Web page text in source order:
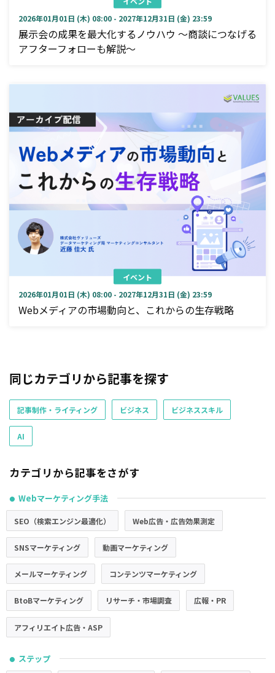
2026年01月01日 (木) 08:00 - 2027年12月31日 (金) 23:59
展示会の成果を最大化するノウハウ ～商談につなげる
アフターフォローも解説～
イベント
2026年01月01日 (木) 08:00 - 2027年12月31日 (金) 23:59
Webメディアの市場動向と、これからの生存戦略
同じカテゴリから記事を探す
記事制作・ライティング ビジネス ビジネススキル
AI
カテゴリから記事をさがす
● Webマーケティング手法
SEO（検索エンジン最適化） Web広告・広告効果測定
SNSマーケティング 動画マーケティング
メールマーケティング コンテンツマーケティング
BtoBマーケティング リサーチ・市場調査 広報・PR
アフィリエイト広告・ASP
● ステップ